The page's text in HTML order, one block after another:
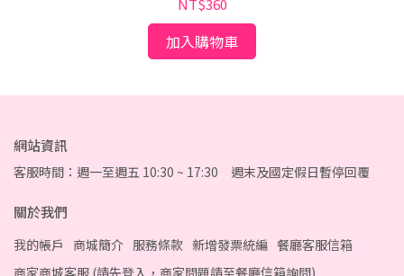
NT$360
加入購物車
網站資訊
客服時間：週一至週五 10:30 ~ 17:30 週末及國定假日暫停回覆
關於我們
我的帳戶 商城簡介 服務條款 新增發票統編 餐廳客服信箱
商家商城客服 (請先登入，商家問題請至餐廳信箱詢問)